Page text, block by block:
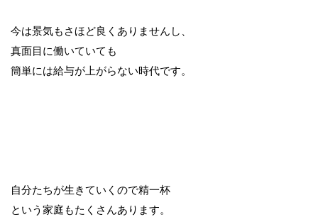
今は景気もさほど良くありませんし、
真面目に働いていても
簡単には給与が上がらない時代です。
自分たちが生きていくので精一杯
という家庭もたくさんあります。